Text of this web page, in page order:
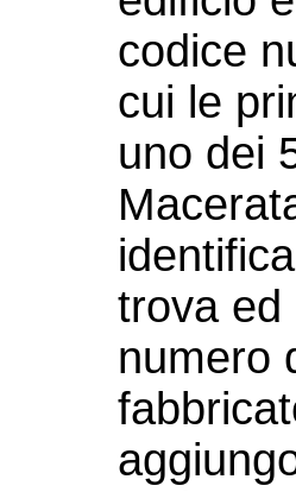
codice
cui le
uno dei
trova ed
numero